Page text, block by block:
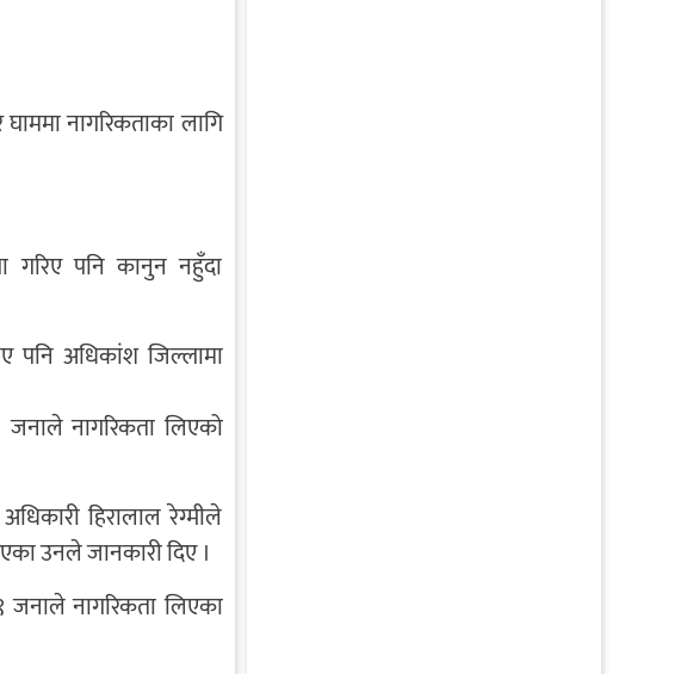
नागरिकताका लागि
गरिए पनि कानुन नहुँदा
पनि अधिकांश जिल्लामा
नागरिकता लिएको
हिरालाल रेग्मीले
उनले जानकारी दिए ।
जनाले नागरिकता लिएका